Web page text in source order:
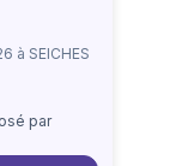
à SEICHES
par